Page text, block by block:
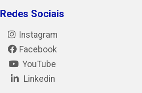
Redes Sociais
Instagram
Facebook
YouTube
Linkedin